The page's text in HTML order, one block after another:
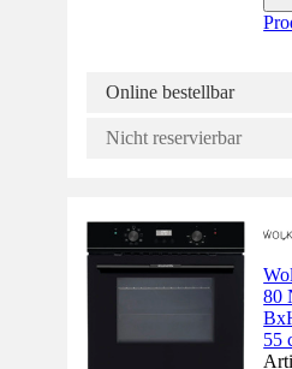
Online bestellbar
Nicht reservierbar
80
55